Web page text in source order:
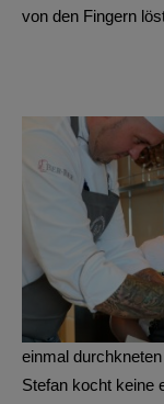
von den Fingern
einmal
Stefan kocht keine